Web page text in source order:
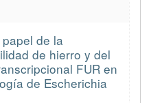
de la
de hierro y del
FUR en
de Escherichia